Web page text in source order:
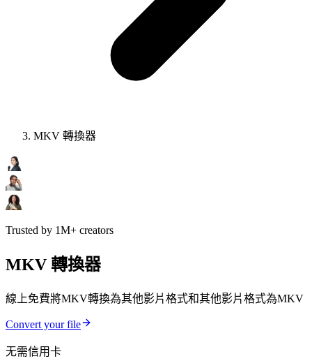
MKV 轉換器
Trusted by 1M+ creators
MKV 轉換器
線上免費將MKV轉換為其他影片格式和其他影片格式為MKV
Convert your file
无需信用卡